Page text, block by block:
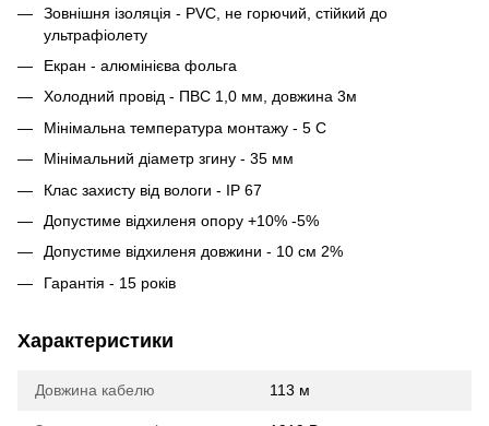
Зовнішня ізоляція - PVC, не горючий, стійкий до
ультрафіолету
Екран - алюмінієва фольга
Холодний провід - ПВС 1,0 мм, довжина 3м
Мінімальна температура монтажу - 5 С
Мінімальний діаметр згину - 35 мм
Клас захисту від вологи - IP 67
Допустиме відхиленя опору +10% -5%
Допустиме відхиленя довжини - 10 см 2%
Гарантія - 15 років
Характеристики
Довжина кабелю 113 м